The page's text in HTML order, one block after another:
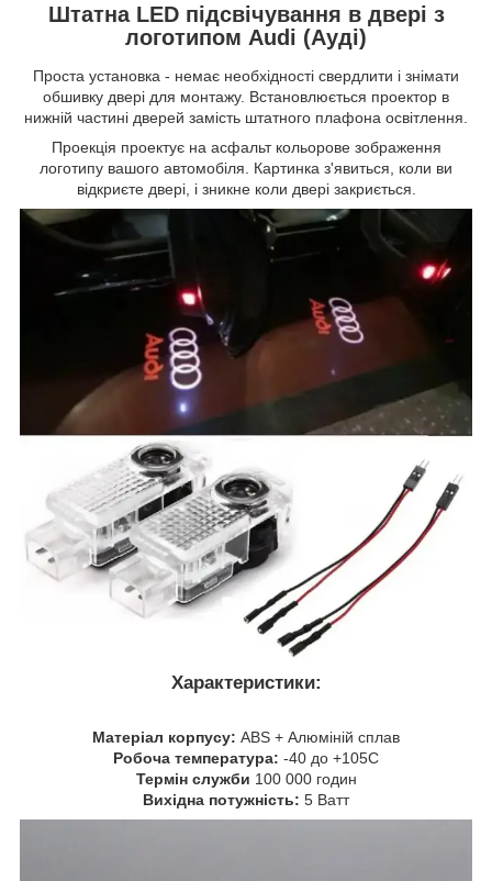
Штатна LED підсвічування в двері з
логотипом Audi (Ауді)
Проста установка - немає необхідності свердлити і знімати
обшивку двері для монтажу. Встановлюється проектор в
нижній частині дверей замість штатного плафона освітлення.
Проекція проектує на асфальт кольорове зображення
логотипу вашого автомобіля. Картинка з'явиться, коли ви
відкриєте двері, і зникне коли двері закриється.
Характеристики:
Матеріал корпусу: ABS + Алюміній сплав
Робоча температура: -40 до +105С
Термін служби 100 000 годин
Вихідна потужність: 5 Ватт